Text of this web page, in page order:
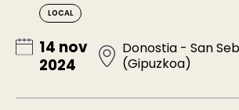
LOCAL
14 nov
2024
Donostia - San
(Gipuzkoa)